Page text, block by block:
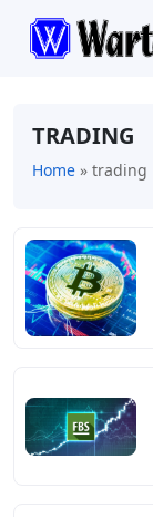
TRADING
Home » trading